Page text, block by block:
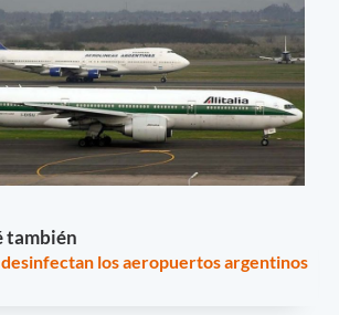
también
desinfectan los aeropuertos argentinos